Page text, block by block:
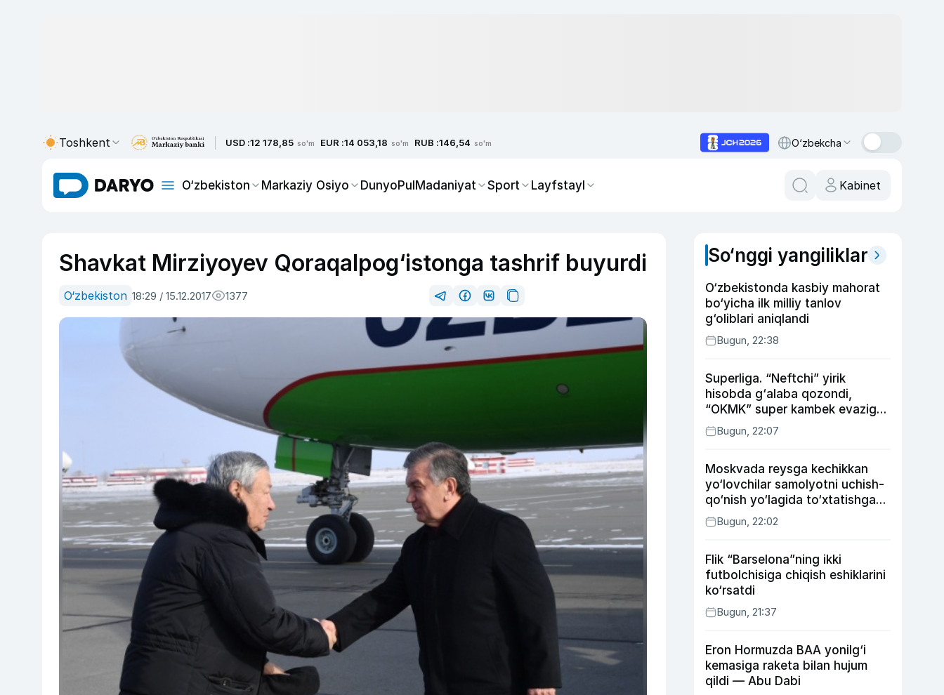
Toshkent USD :12 178,85 so'm EUR :14 053,18 so'm RUB :146,54 so'm O‘zbekcha
O‘zbekiston Markaziy Osiyo DunyoPulMadaniyat Sport Layfstayl Kabinet
Shavkat Mirziyoyev Qoraqalpog‘istonga tashrif buyurdi
O‘zbekiston 18:29 / 15.12.2017 1377
So‘nggi yangiliklar
O‘zbekistonda kasbiy mahorat
bo‘yicha ilk milliy tanlov
g‘oliblari aniqlandi
Bugun, 22:38
Superliga. “Neftchi” yirik
hisobda g‘alaba qozondi,
“OKMK” super kambek evaziga
“Bunyodkor”dan ustun keldi,
“Nasaf” durang qayd etdi
Bugun, 22:07
Moskvada reysga kechikkan
yo‘lovchilar samolyotni uchish-
qo‘nish yo‘lagida to‘xtatishga
urindi (video)
Bugun, 22:02
Flik “Barselona”ning ikki
futbolchisiga chiqish eshiklarini
ko‘rsatdi
Bugun, 21:37
Eron Hormuzda BAA yonilg‘i
kemasiga raketa bilan hujum
qildi — Abu Dabi